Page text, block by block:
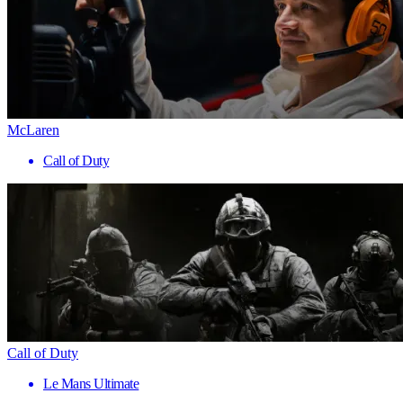
McLaren
Call of Duty
Call of Duty
Le Mans Ultimate